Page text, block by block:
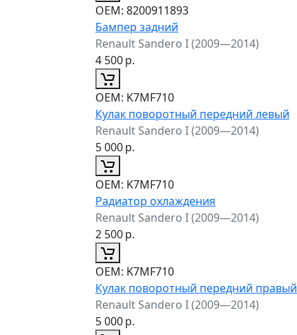
ОЕМ: 8200911893
Бампер задний
Renault Sandero I (2009—2014)
4 500р.
ОЕМ: K7MF710
Кулак поворотный передний левый
Renault Sandero I (2009—2014)
5 000р.
ОЕМ: K7MF710
Радиатор охлаждения
Renault Sandero I (2009—2014)
2 500р.
ОЕМ: K7MF710
Кулак поворотный передний правый
Renault Sandero I (2009—2014)
5 000р.